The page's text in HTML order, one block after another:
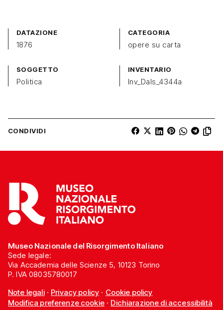
DATAZIONE
1876
CATEGORIA
opere su carta
SOGGETTO
Politica
INVENTARIO
Inv_Dals_4344a
CONDIVIDI
Museo Nazionale del Risorgimento Italiano
Sede legale:
Via Accademia delle Scienze 5, 10123 Torino
P. IVA 08035780017
Note legali· Privacy policy · Cookie policy
Modifica preferenze cookie· Dichiarazione di accessibilità